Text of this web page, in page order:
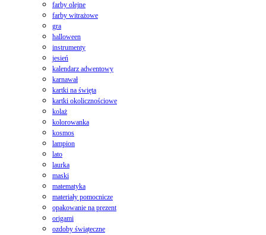
farby olejne
farby witrażowe
gra
halloween
instrumenty
jesień
kalendarz adwentowy
karnawał
kartki na święta
kartki okolicznościowe
kolaż
kolorowanka
kosmos
lampion
lato
laurka
maski
matematyka
materiały pomocnicze
opakowanie na prezent
origami
ozdoby świąteczne